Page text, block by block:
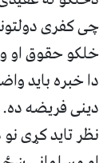
چی کفری
خلکو حقوق او
دا خبره باید
دینی فریضه
نظر تاید کړی